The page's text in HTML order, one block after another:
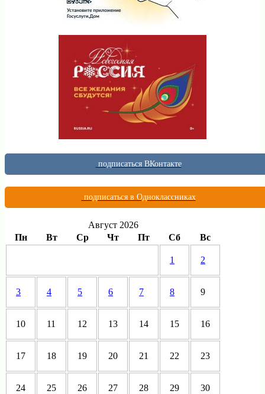
подписаться ВКонтакте
подписаться в Одноклассниках
Август 2026
Пн
Вт Ср Чт Пт Сб Вс
1 2
3 4 5 6 7 8 9
10 11 12 13 14 15 16
17 18 19 20 21 22 23
24 25 26 27 28 29 30